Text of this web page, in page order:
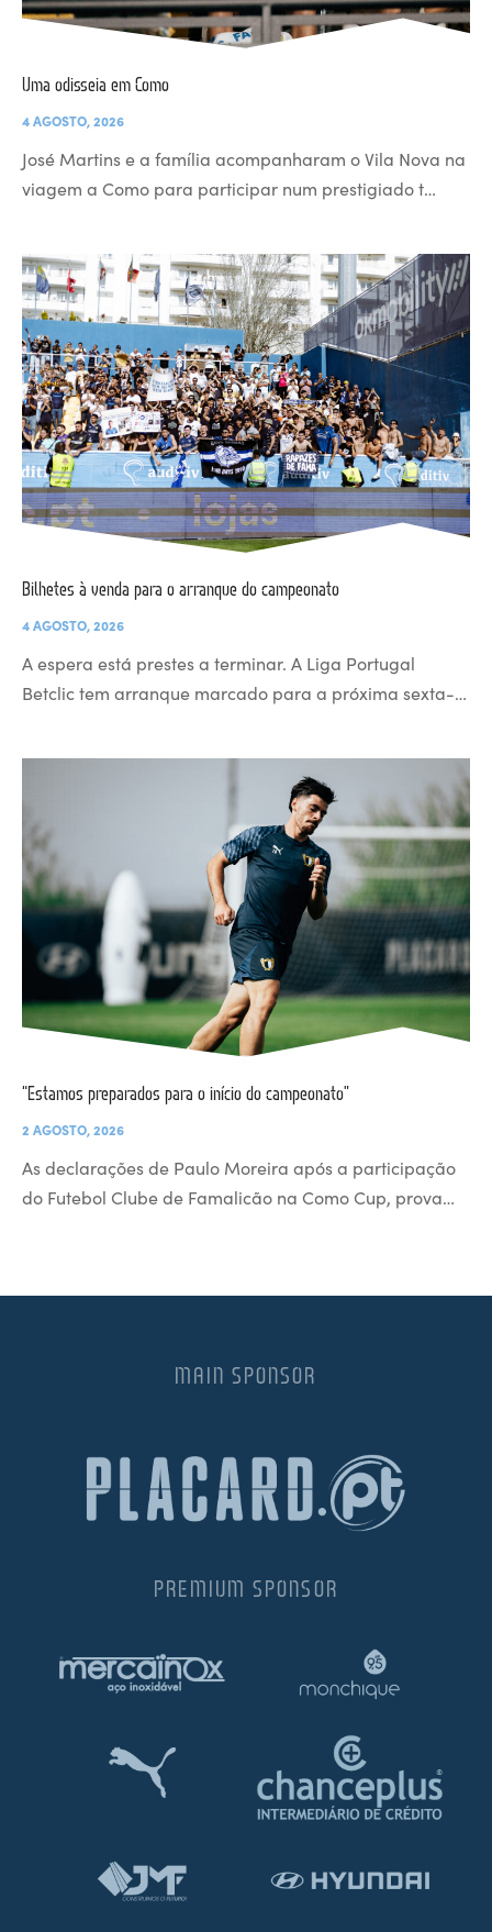
Uma odisseia em Como
4 AGOSTO, 2026
José Martins e a família acompanharam o Vila Nova na
viagem a Como para participar num prestigiado t…
Bilhetes à venda para o arranque do campeonato
4 AGOSTO, 2026
A espera está prestes a terminar. A Liga Portugal
Betclic tem arranque marcado para a próxima sexta-…
“Estamos preparados para o início do campeonato”
2 AGOSTO, 2026
As declarações de Paulo Moreira após a participação
do Futebol Clube de Famalicão na Como Cup, prova…
MAIN SPONSOR
PREMIUM SPONSOR